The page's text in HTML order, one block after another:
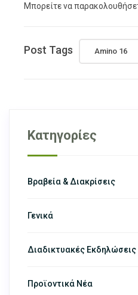
Μπορείτε να
Post Tags Amino 16
Κατηγορίες
Βραβεία & Διακρίσεις
Γενικά
Διαδικτυακές Εκδηλώσεις
Προϊοντικά Νέα